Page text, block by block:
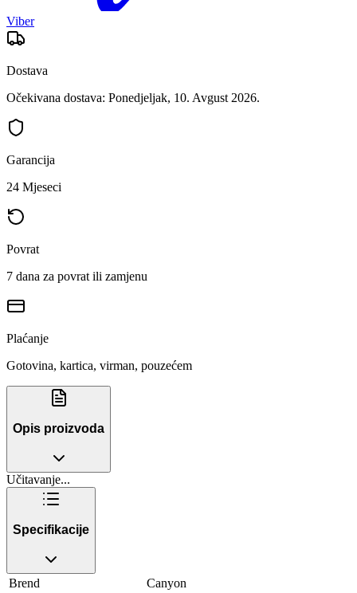
Viber
Dostava
Očekivana dostava: Ponedjeljak, 10. Avgust 2026.
Garancija
24 Mjeseci
Povrat
7 dana za povrat ili zamjenu
Plaćanje
Gotovina, kartica, virman, pouzećem
Opis proizvoda
Učitavanje...
Specifikacije
Brend Canyon